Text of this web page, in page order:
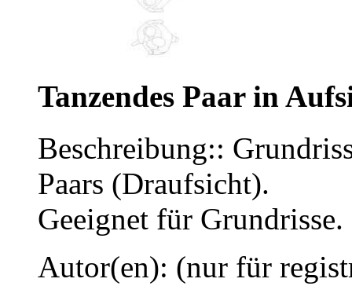
Tanzendes Paar in
Beschreibung::
Paars (Draufsicht).
Geeignet für Grundrisse.
Autor(en): (nur für